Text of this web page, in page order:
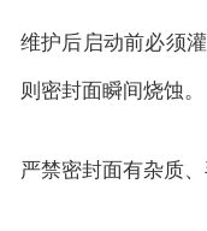
维护后启动前必须
则密封面瞬间烧蚀。
严禁密封面有杂质